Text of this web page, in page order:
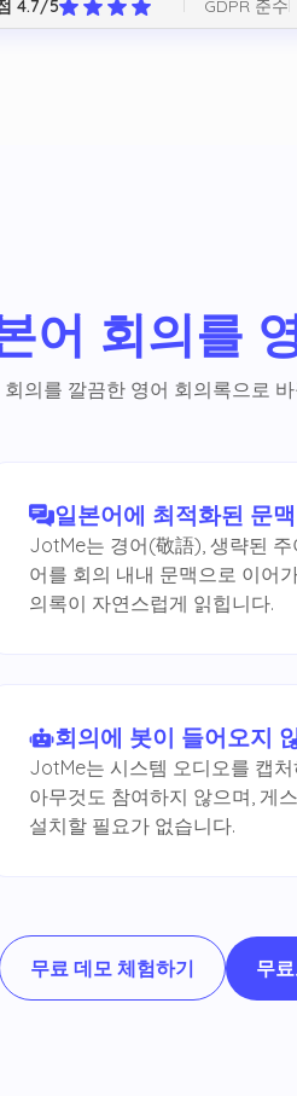
4.7/5 GDPR 준수
어 회의를
회의를 깔끔한 영어 회의록으로
일본어에 최적화된 문
JotMe는 경어(敬語), 생략된 주
어를 회의 내내 문맥으로 이어
의록이 자연스럽게 읽힙니다.
회의에 봇이 들어오지
JotMe는 시스템 오디오를 캡
아무것도 참여하지 않으며, 게
설치할 필요가 없습니다.
무료 데모 체험하기 무